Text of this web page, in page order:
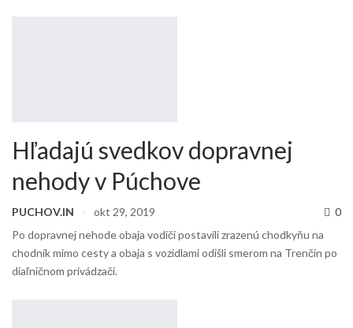
Hľadajú svedkov dopravnej
nehody v Púchove
PUCHOV.IN okt 29, 2019
0
Po dopravnej nehode obaja vodiči postavili zrazenú chodkyňu na
chodník mimo cesty a obaja s vozidlami odišli smerom na Trenčín po
diaľničnom privádzači.